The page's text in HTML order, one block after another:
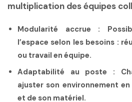
multiplication des équipes
Modularité accrue :
l’espace selon les besoins :
ou travail en équipe.
Adaptabilité au poste :
ajuster son environnement
et de son matériel.